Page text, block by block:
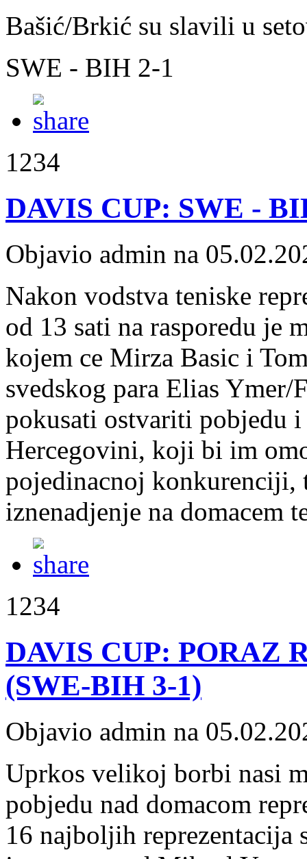
Bašić/Brkić su slavili u
SWE - BIH 2-1
1234
DAVIS CUP: SWE -
Objavio admin na
Nakon vodstva teniske
od 13 sati na rasporedu je
kojem ce Mirza Basic i
svedskog para Elias
pokusati ostvariti pobjedu
Hercegovini, koji bi im
pojedinacnoj konkurenciji,
iznenadjenje na domacem
1234
DAVIS CUP: PORAZ
(SWE-BIH 3-1)
Objavio admin na
Uprkos velikoj borbi nasi
pobjedu nad domacom
16 najboljih reprezentacija